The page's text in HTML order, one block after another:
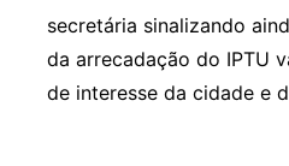
secretária sinalizando
da arrecadação do IPTU
de interesse da cidade e